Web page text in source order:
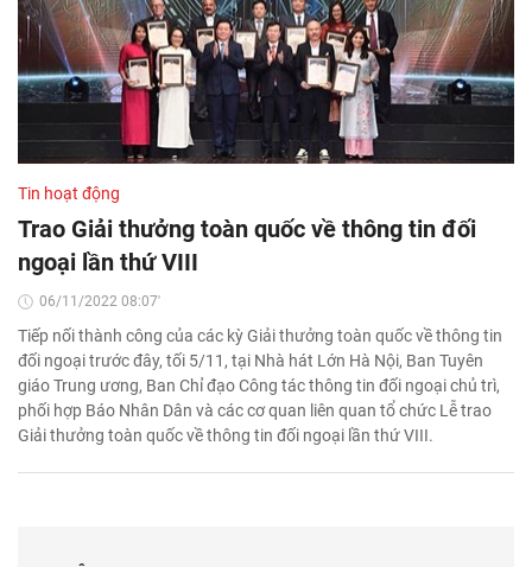
Tin hoạt động
Trao Giải thưởng toàn quốc về thông tin đối
ngoại lần thứ VIII
06/11/2022 08:07'
Tiếp nối thành công của các kỳ Giải thưởng toàn quốc về thông tin
đối ngoại trước đây, tối 5/11, tại Nhà hát Lớn Hà Nội, Ban Tuyên
giáo Trung ương, Ban Chỉ đạo Công tác thông tin đối ngoại chủ trì,
phối hợp Báo Nhân Dân và các cơ quan liên quan tổ chức Lễ trao
Giải thưởng toàn quốc về thông tin đối ngoại lần thứ VIII.